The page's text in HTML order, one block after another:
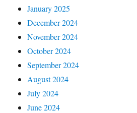
January 2025
December 2024
November 2024
October 2024
September 2024
August 2024
July 2024
June 2024